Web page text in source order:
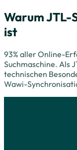
Warum JTL-
ist
93% aller Online-
Suchmaschine. Als
technischen
Wawi-